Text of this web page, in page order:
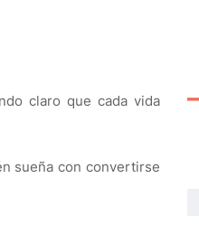
claro que cada vida
sueña con convertirse